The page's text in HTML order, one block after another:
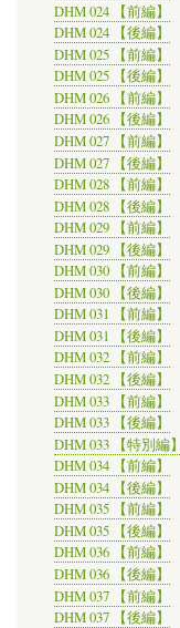
DHM 024 【前編】
DHM 024 【後編】
DHM 025 【前編】
DHM 025 【後編】
DHM 026 【前編】
DHM 026 【後編】
DHM 027 【前編】
DHM 027 【後編】
DHM 028 【前編】
DHM 028 【後編】
DHM 029 【前編】
DHM 029 【後編】
DHM 030 【前編】
DHM 030 【後編】
DHM 031 【前編】
DHM 031 【後編】
DHM 032 【前編】
DHM 032 【後編】
DHM 033 【前編】
DHM 033 【後編】
DHM 033 【特別編】
DHM 034 【前編】
DHM 034 【後編】
DHM 035 【前編】
DHM 035 【後編】
DHM 036 【前編】
DHM 036 【後編】
DHM 037 【前編】
DHM 037 【後編】